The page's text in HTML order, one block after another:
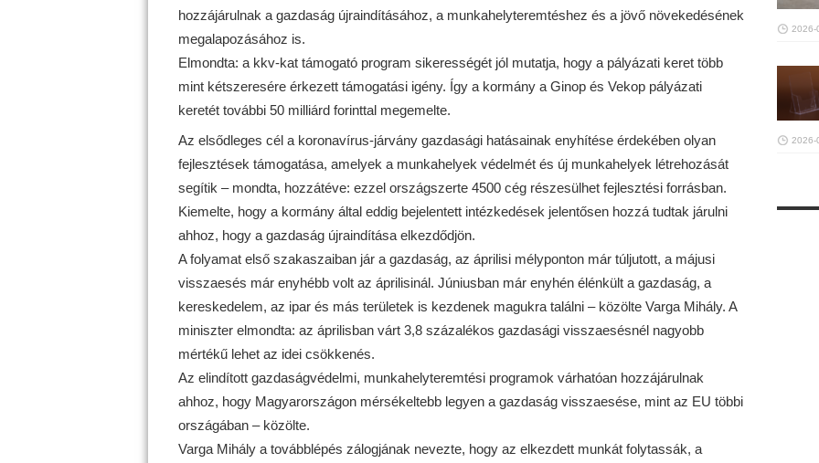
hozzájárulnak a gazdaság újraindításához, a munkahelyteremtéshez és a jövő növekedésének
megalapozásához is.
Elmondta: a kkv-kat támogató program sikerességét jól mutatja, hogy a pályázati keret több
mint kétszeresére érkezett támogatási igény. Így a kormány a Ginop és Vekop pályázati
keretét további 50 milliárd forinttal megemelte.
Az elsődleges cél a koronavírus-járvány gazdasági hatásainak enyhítése érdekében olyan
fejlesztések támogatása, amelyek a munkahelyek védelmét és új munkahelyek létrehozását
segítik – mondta, hozzátéve: ezzel országszerte 4500 cég részesülhet fejlesztési forrásban.
Kiemelte, hogy a kormány által eddig bejelentett intézkedések jelentősen hozzá tudtak járulni
ahhoz, hogy a gazdaság újraindítása elkezdődjön.
A folyamat első szakaszaiban jár a gazdaság, az áprilisi mélyponton már túljutott, a májusi
visszaesés már enyhébb volt az áprilisinál. Júniusban már enyhén élénkült a gazdaság, a
kereskedelem, az ipar és más területek is kezdenek magukra találni – közölte Varga Mihály. A
miniszter elmondta: az áprilisban várt 3,8 százalékos gazdasági visszaesésnél nagyobb
mértékű lehet az idei csökkenés.
Az elindított gazdaságvédelmi, munkahelyteremtési programok várhatóan hozzájárulnak
ahhoz, hogy Magyarországon mérsékeltebb legyen a gazdaság visszaesése, mint az EU többi
országában – közölte.
Varga Mihály a továbblépés zálogjának nevezte, hogy az elkezdett munkát folytassák, a
2026-
2026-